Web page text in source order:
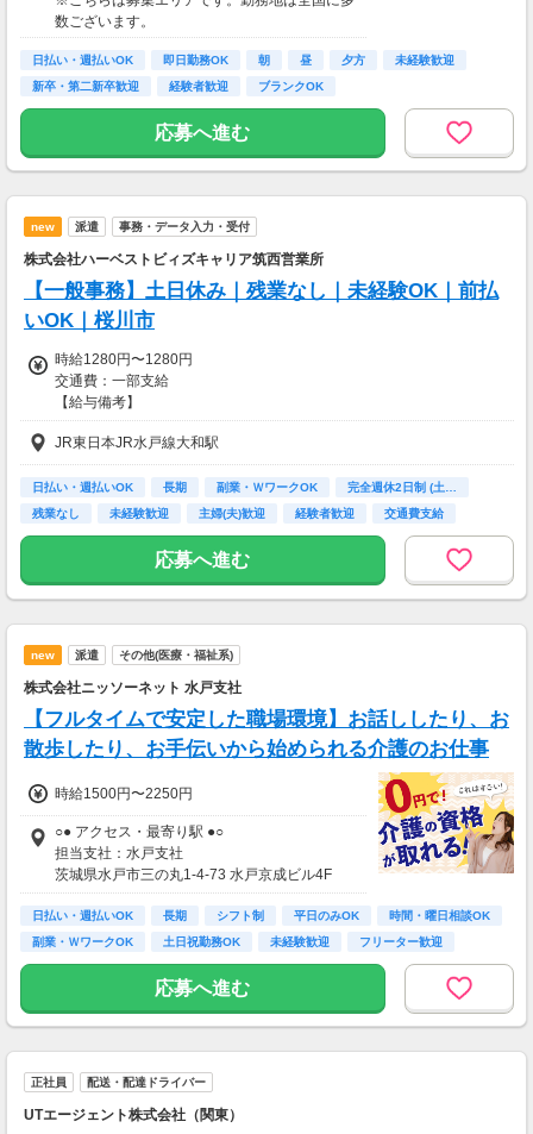
数ございます。
日払い・週払いOK 即日勤務OK 朝 昼 夕方
未経験歓迎
新卒・第二新卒歓迎
経験者歓迎 ブランクOK
応募へ進む
new 派遣 事務・データ入力・受付
株式会社ハーベストビィズキャリア筑西営業所
【一般事務】土日休み｜残業なし｜未経験OK｜前払
いOK｜桜川市
時給1280円〜1280円
交通費：一部支給
【給与備考】
時給：1280円×7.75h×21日＝20.8万円
残業：1600円×5h＝8千円
交通費：最大2万円支給
合計：22万円以上可能
平均月収：18万円～20万円
JR東日本JR水戸線大和駅
日払い・週払いOK 長期 副業・ＷワークOK
完全週休2日制 (土…
残業なし
未経験歓迎 主婦(夫)歓迎 経験者歓迎 交通費支給
応募へ進む
new 派遣 その他(医療・福祉系)
株式会社ニッソーネット 水戸支社
【フルタイムで安定した職場環境】お話ししたり、お
散歩したり、お手伝いから始められる介護のお仕事
時給1500円〜2250円
○● アクセス・最寄り駅 ●○
担当支社：水戸支社
茨城県水戸市三の丸1-4-73 水戸京成ビル4F
水戸駅（JR在来線/鹿島臨海鉄道）-4分
常陸青柳駅（JR在来線）-25分
常陸津田駅（JR在来線）-51分
エリア内で案件多数！あなたに合った案件をご
紹介いたします。
日払い・週払いOK 長期 シフト制 平日のみOK
時間・曜日相談OK
副業・ＷワークOK
土日祝勤務OK 未経験歓迎 フリーター歓迎
応募へ進む
正社員 配送・配達ドライバー
UTエージェント株式会社（関東）